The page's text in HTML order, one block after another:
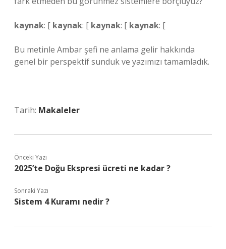
kaynak: [ kaynak: [ kaynak: [ kaynak: [
Bu metinle Ambar şefi ne anlama gelir hakkında
genel bir perspektif sunduk ve yazımızı tamamladık.
Tarih: Makaleler
Önceki Yazı
2025’te Doğu Ekspresi ücreti ne kadar ?
Sonraki Yazı
Sistem 4 Kuramı nedir ?